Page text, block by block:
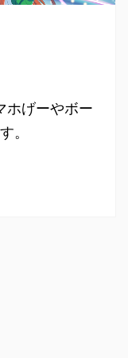
ホげーやボー
。